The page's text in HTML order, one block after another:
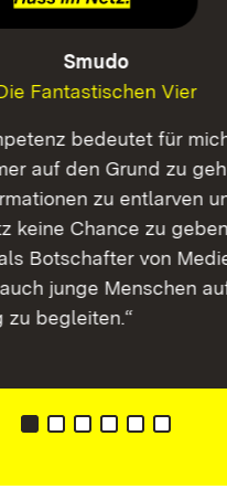
Smudo
Fantastischen Vier
bedeutet für
auf den Grund zu
zu entlarven
keine Chance zu
Botschafter von
junge Menschen
zu begleiten.“